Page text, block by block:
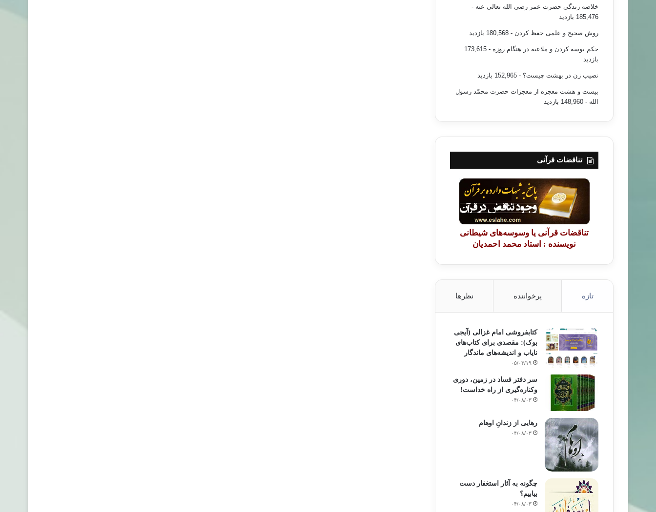
خلاصه زندگی حضرت عمر رضی الله تعالی عنه -
185,476 بازدید
روش صحیح و علمی حفظ کردن - 180,568 بازدید
حکم بوسه کردن و ملاعبه در هنگام روزه
- 173,615
بازدید
نصیب زن در بهشت چیست؟ - 152,965 بازدید
بیست و هشت معجزه از معجزات حضرت محمّد رسول
الله - 148,960 بازدید
تناقضات قرآنی
تناقضات قرآنی یا وسوسه‌های شیطانی
نویسنده : استاد محمد احمدیان
تازه پرخواننده نظرها
کتابفروشی امام غزالی (آیجی
بوک): مقصدی برای کتاب‌های
نایاب و اندیشه‌های ماندگار
۰۵/۰۳/۱۹
سر دفتر فساد در زمین‌، دوری
وکناره‌گیری از راه خداست‌!
۰۴/۰۸/۰۳
رهایی از زندانِ اوهام
۰۴/۰۸/۰۳
چگونه به آثار استغفار دست
بیابیم؟
۰۴/۰۸/۰۳